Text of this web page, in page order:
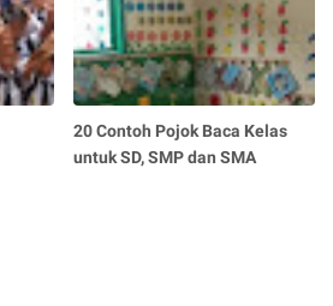
20 Contoh Pojok Baca Kelas
untuk SD, SMP dan SMA